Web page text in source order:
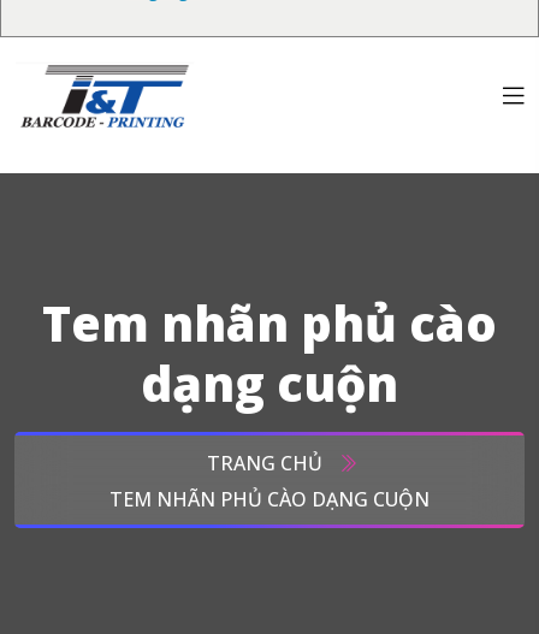
Tem nhãn phủ cào
dạng cuộn
TRANG CHỦ
TEM NHÃN PHỦ CÀO DẠNG CUỘN